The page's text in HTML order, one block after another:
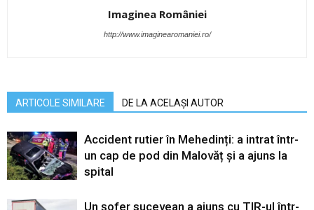
Imaginea României
http://www.imaginearomaniei.ro/
ARTICOLE SIMILARE DE LA ACELAȘI AUTOR
Accident rutier în Mehedinți: a intrat într-
un cap de pod din Malovăț și a ajuns la
spital
Un șofer sucevean a ajuns cu TIR-ul într-